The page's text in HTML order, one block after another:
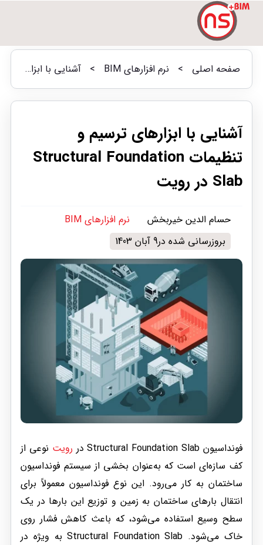
صفحه اصلی > نرم افزارهای BIM > آشنایی با ابزارهای ترسیم و تنظیمات Structural Foundation Slab در رویت
آشنایی با ابزارهای ترسیم و
تنظیمات Structural Foundation
Slab در رویت
حسام الدین خیربخش
نرم افزارهای BIM
بروزرسانی شده در9 آبان 1403
فونداسیون Structural Foundation Slab در رویت نوعی از
کف سازه‌ای است که به‌عنوان بخشی از سیستم فونداسیون
ساختمان به کار می‌رود. این نوع فونداسیون معمولاً برای
انتقال بارهای ساختمان به زمین و توزیع این بارها در یک
سطح وسیع استفاده می‌شود، که باعث کاهش فشار روی
خاک می‌شود. Structural Foundation Slab به ویژه در